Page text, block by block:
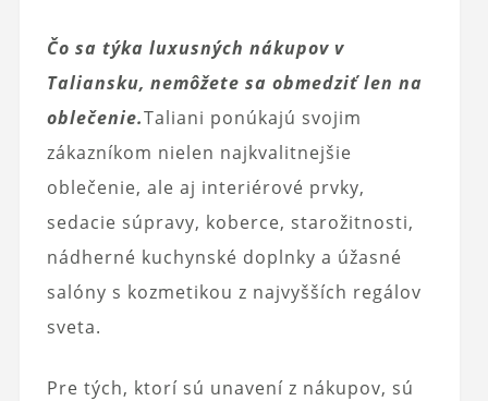
Čo sa týka luxusných nákupov v
Taliansku, nemôžete sa obmedziť len na
oblečenie.Taliani ponúkajú svojim
zákazníkom nielen najkvalitnejšie
oblečenie, ale aj interiérové ​​prvky,
sedacie súpravy, koberce, starožitnosti,
nádherné kuchynské doplnky a úžasné
salóny s kozmetikou z najvyšších regálov
sveta.
Pre tých, ktorí sú unavení z nákupov, sú